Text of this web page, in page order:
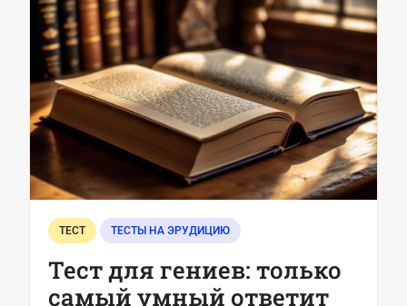
ТЕСТ ТЕСТЫ НА ЭРУДИЦИЮ
Тест для гениев: только
самый умный ответит